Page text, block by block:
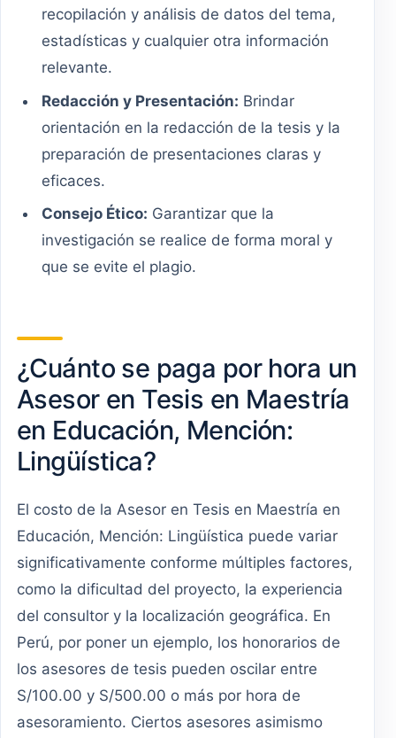
recopilación y análisis de datos del tema,
estadísticas y cualquier otra información
relevante.
Redacción y Presentación: Brindar
orientación en la redacción de la tesis y la
preparación de presentaciones claras y
eficaces.
Consejo Ético: Garantizar que la
investigación se realice de forma moral y
que se evite el plagio.
¿Cuánto se paga por hora un
Asesor en Tesis en Maestría
en Educación, Mención:
Lingüística?
El costo de la Asesor en Tesis en Maestría en
Educación, Mención: Lingüística puede variar
significativamente conforme múltiples factores,
como la dificultad del proyecto, la experiencia
del consultor y la localización geográfica. En
Perú, por poner un ejemplo, los honorarios de
los asesores de tesis pueden oscilar entre
S/100.00 y S/500.00 o más por hora de
asesoramiento. Ciertos asesores asimismo